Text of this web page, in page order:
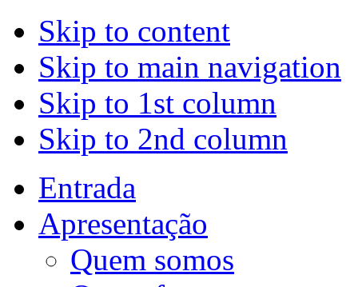
Skip to content
Skip to main navigation
Skip to 1st column
Skip to 2nd column
Entrada
Apresentação
Quem somos